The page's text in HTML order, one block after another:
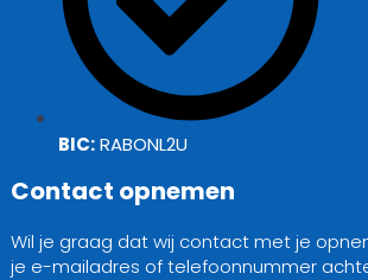
BIC:RABONL2U
Contact opnemen
Wil je graag dat wij contact met je
je e-mailadres of telefoonnummer